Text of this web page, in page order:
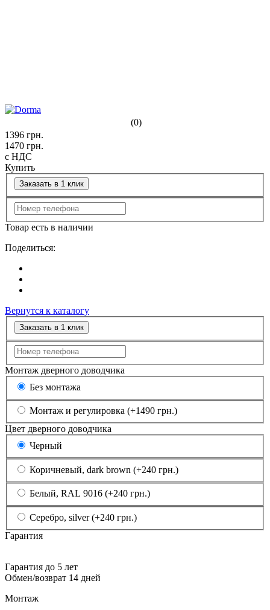
(0)
1396 грн.
1470 грн.
с НДС
Купить
Заказать в 1 клик
Товар есть в наличии
Поделиться:
Вернутся к каталогу
Заказать в 1 клик
Монтаж дверного доводчика
Без монтажа
Монтаж и регулировка (+1490 грн.)
Цвет дверного доводчика
Черный
Коричневый, dark brown (+240 грн.)
Белый, RAL 9016 (+240 грн.)
Серебро, silver (+240 грн.)
Гарантия
Гарантия до 5 лет
Обмен/возврат 14 дней
Монтаж